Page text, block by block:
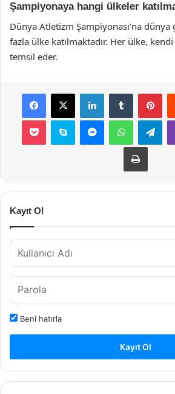
Şampiyonaya hangi ülkeler
Dünya Atletizm Şampiyonası’na dünya
fazla ülke katılmaktadır. Her ülke,
temsil eder.
Facebook
X LinkedInTumblr
Pocket Skype MessengerWhatsApp
Yazdır
Kayıt Ol
Beni hatırla
Kayıt Ol